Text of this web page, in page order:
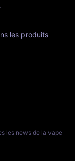
les produits
les news de la vape